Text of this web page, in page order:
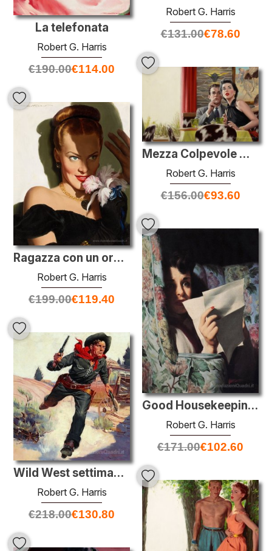
Robert G. Harris
€131.00€78.60
La telefonata
Robert G. Harris
€190.00€114.00
Mezza Colpevole Moglie, femminile Home Companion illustrazione,
Robert G. Harris
€156.00€93.60
Ragazza con un orchidea
Robert G. Harris
€199.00€119.40
Good Housekeeping Illustrazione
Robert G. Harris
€171.00€102.60
Wild West settimanale, copertura della pasta, 14 dicembre 1935
Robert G. Harris
€218.00€130.80